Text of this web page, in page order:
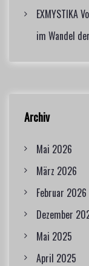
EXMYSTIKA
im Wandel
Archiv
Mai 2026
März 2026
Februar 2026
Dezember
Mai 2025
April 2025